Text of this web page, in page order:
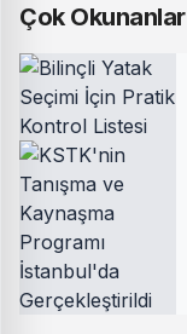
Çok Okunanlar